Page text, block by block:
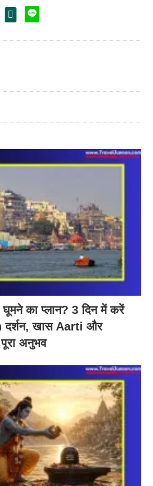
का प्लान? 3 दिन में करें
खास Aarti और
अनुभव